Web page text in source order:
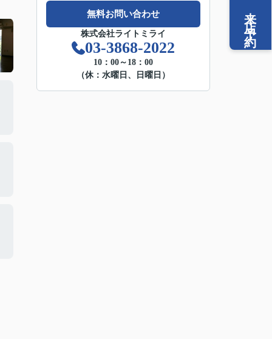
無料お問い合わせ
株式会社ライトミライ
03-3868-2022
10：00～18：00
（休：水曜日、日曜日）
来店予約